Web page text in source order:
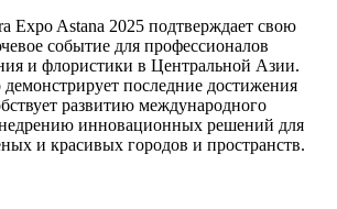
Expo Astana 2025 подтверждает свою
событие для профессионалов
и флористики в Центральной Азии.
демонстрирует последние достижения
развитию международного
инновационных решений для
и красивых городов и пространств.